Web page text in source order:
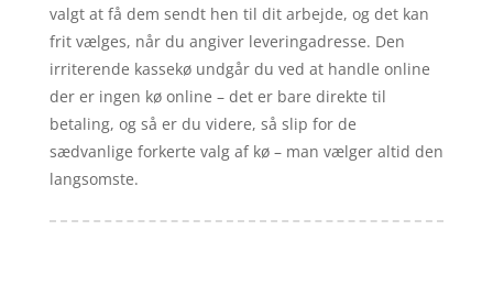
valgt at få dem sendt hen til dit arbejde, og det kan
frit vælges, når du angiver leveringadresse. Den
irriterende kassekø undgår du ved at handle online
der er ingen kø online – det er bare direkte til
betaling, og så er du videre, så slip for de
sædvanlige forkerte valg af kø – man vælger altid den
langsomste.